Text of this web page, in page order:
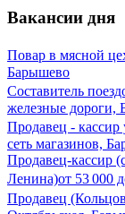
Вакансии дня
Повар в мясной
Барышево
Составитель
железные дороги,
Продавец - кассир
сеть магазинов,
Продавец-кассир
Ленина)от 53 000
Продавец